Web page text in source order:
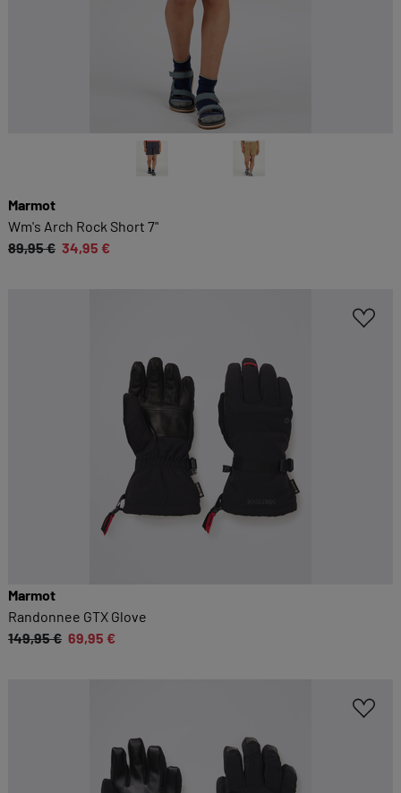
Marmot
Wm's Arch Rock Short 7"
89,95 € 34,95 €
Marmot
Randonnee GTX Glove
149,95 € 69,95 €